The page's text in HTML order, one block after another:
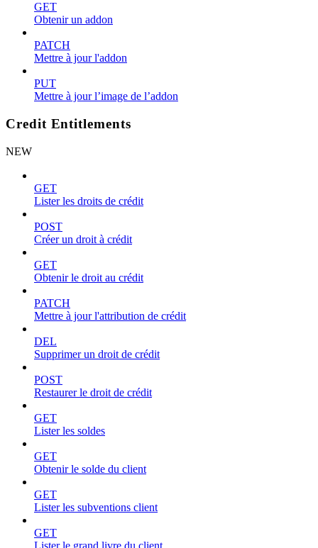
GET
Obtenir un addon
PATCH
Mettre à jour l'addon
PUT
Mettre à jour l’image de l’addon
Credit Entitlements
NEW
GET
Lister les droits de crédit
POST
Créer un droit à crédit
GET
Obtenir le droit au crédit
PATCH
Mettre à jour l'attribution de crédit
DEL
Supprimer un droit de crédit
POST
Restaurer le droit de crédit
GET
Lister les soldes
GET
Obtenir le solde du client
GET
Lister les subventions client
GET
Lister le grand livre du client